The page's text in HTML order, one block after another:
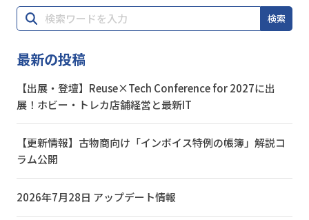
検索
最新の投稿
【出展・登壇】Reuse×Tech Conference for 2027に出
展！ホビー・トレカ店舗経営と最新IT
【更新情報】古物商向け「インボイス特例の帳簿」解説コ
ラム公開
2026年7月28日 アップデート情報